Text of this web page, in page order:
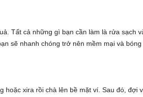
Tất cả những gì bạn cần làm là rửa sạch
sẽ nhanh chóng trở nên mềm mại và
hoặc xira rồi chà lên bề mặt ví. Sau đó, đợi